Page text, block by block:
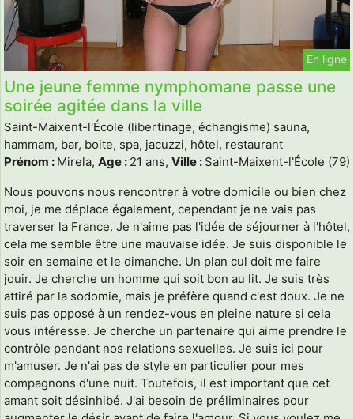
En ligne
Une jeune femme nymphomane passe une
soirée agitée dans la ville
Saint-Maixent-l'École (libertinage, échangisme) sauna,
hammam, bar, boite, spa, jacuzzi, hôtel, restaurant
Prénom : Mirela, Age : 21 ans, Ville : Saint-Maixent-l'École (79)
Nous pouvons nous rencontrer à votre domicile ou bien chez
moi, je me déplace également, cependant je ne vais pas
traverser la France. Je n'aime pas l'idée de séjourner à l'hôtel,
cela me semble être une mauvaise idée. Je suis disponible le
soir en semaine et le dimanche. Un plan cul doit me faire
jouir. Je cherche un homme qui soit bon au lit. Je suis très
attiré par la sodomie, mais je préfère quand c'est doux. Je ne
suis pas opposé à un rendez-vous en pleine nature si cela
vous intéresse. Je cherche un partenaire qui aime prendre le
contrôle pendant nos relations sexuelles. Je suis ici pour
m'amuser. Je n'ai pas de style en particulier pour mes
compagnons d'une nuit. Toutefois, il est important que cet
amant soit désinhibé. J'ai besoin de préliminaires pour